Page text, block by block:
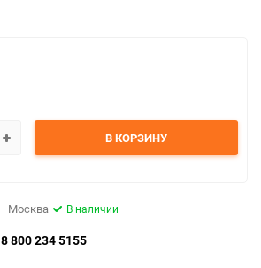
В КОРЗИНУ
Москва В наличии
8 800 234 5155